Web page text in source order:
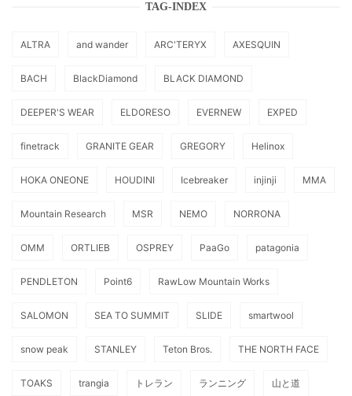
TAG-INDEX
ALTRA and wander ARC'TERYX AXESQUIN
BACH BlackDiamond BLACK DIAMOND
DEEPER'S WEAR ELDORESO EVERNEW EXPED
finetrack GRANITE GEAR GREGORY Helinox
HOKA ONEONE HOUDINI Icebreaker injinji MMA
Mountain Research MSR NEMO NORRONA
OMM ORTLIEB OSPREY PaaGo patagonia
PENDLETON Point6 RawLow Mountain Works
SALOMON SEA TO SUMMIT SLIDE smartwool
snow peak STANLEY Teton Bros. THE NORTH FACE
TOAKS trangia トレラン ランニング 山と道